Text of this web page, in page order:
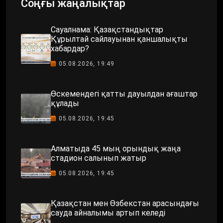
Соңғы жаңалықтар
Сауалнама: Қазақстандықтар
Құрылтай сайлауынан қаншалықты
хабардар?
05.08.2026, 19:49
Өскемендегі қатты дауылдан ағаштар
құлады
05.08.2026, 19:45
Алматыда 45 мың орындық жаңа
стадион салынып жатыр
05.08.2026, 19:45
Қазақстан мен Өзбекстан арасындағы
сауда айналымы артып келеді